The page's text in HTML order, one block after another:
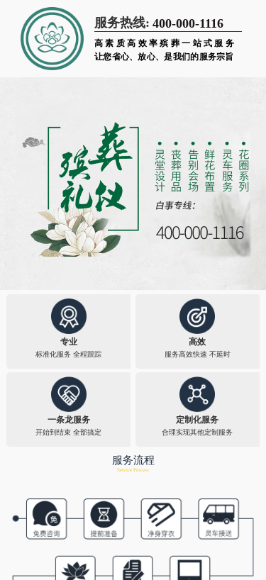
服务热线: 400-000-1116
高素质高效率殡葬一站式服务
让您省心、放心、是我们的服务宗旨
专业
标准化服务 全程跟踪​
高效
服务高效快速 不延时​
一条龙服务
开始到结束 全部搞定
定制化服务
合理实现其他定制服务​
服务流程
Service Process